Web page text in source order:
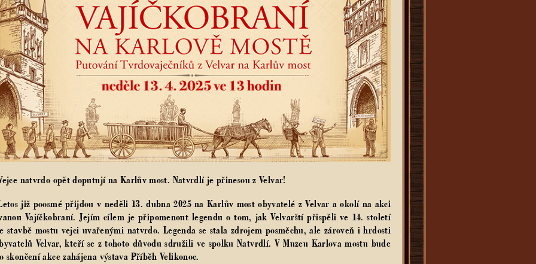
natvrdo opět doputují na Karlův most. Natvrdlí je přinesou z Velvar!
již poosmé přijdou v neděli 13. dubna 2025 na Karlův most obyvatelé z Velvar a okolí na akci
Vajíčkobraní. Jejím cílem je připomenout legendu o tom, jak Velvarští přispěli ve 14. století
stavbě mostu vejci uvařenými natvrdo. Legenda se stala zdrojem posměchu, ale zároveň i hrdosti
Velvar, kteří se z tohoto důvodu sdružili ve spolku Natvrdlí. V Muzeu Karlova mostu bude
skončení akce zahájena výstava Příběh Velikonoc.